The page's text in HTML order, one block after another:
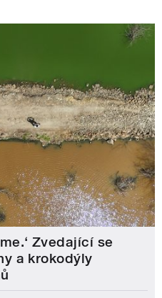
Zvedající se
a krokodýly